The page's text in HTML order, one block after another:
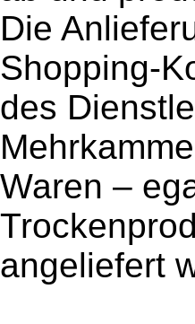
Die
Shopping-
des
Waren –
angeliefert